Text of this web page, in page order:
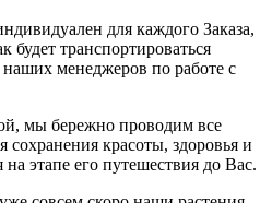
для каждого Заказа,
будет транспортироваться
менеджеров по работе с
мы бережно проводим все
красоты, здоровья и
этапе его путешествия до Вас.